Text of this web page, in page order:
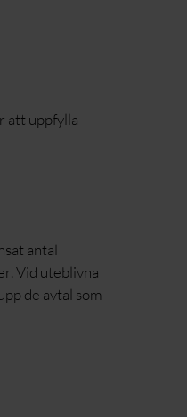
att uppfylla
antal
Vid uteblivna
de avtal som